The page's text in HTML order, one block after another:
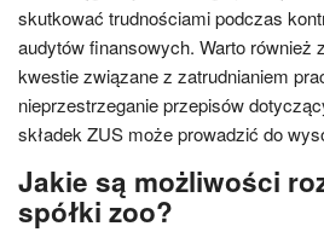
skutkować trudnościami podczas
audytów finansowych. Warto również
kwestie związane z zatrudnianiem
nieprzestrzeganie przepisów
składek ZUS może prowadzić do
Jakie są możliwości
spółki zoo?